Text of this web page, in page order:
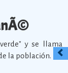
y se llama
la población.